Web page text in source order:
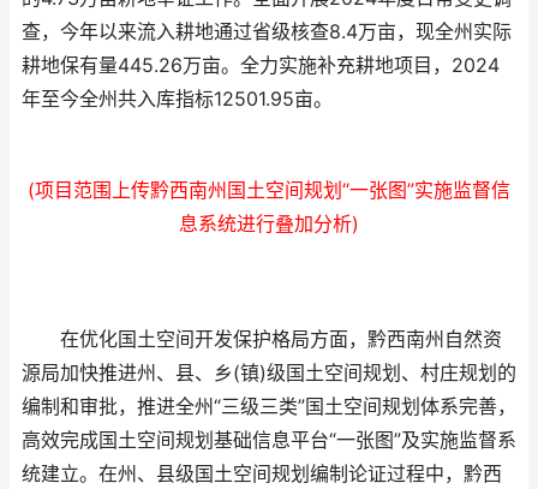
查，今年以来流入耕地通过省级核查8.4万亩，现全州实际
耕地保有量445.26万亩。全力实施补充耕地项目，2024
年至今全州共入库指标12501.95亩。
(项目范围上传黔西南州国土空间规划“一张图”实施监督信
息系统进行叠加分析)
在优化国土空间开发保护格局方面，黔西南州自然资
源局加快推进州、县、乡(镇)级国土空间规划、村庄规划的
编制和审批，推进全州“三级三类”国土空间规划体系完善，
高效完成国土空间规划基础信息平台“一张图”及实施监督系
统建立。在州、县级国土空间规划编制论证过程中，黔西